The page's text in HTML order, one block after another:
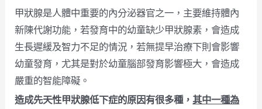
甲狀腺是人體中重要的內分泌器官之一，主要維持體內
新陳代謝功能，若發育中的幼童缺少甲狀腺素，會造成
生長遲緩及智力不足的情況，若無提早治療下則會影響
幼童發育，尤其是對於幼童腦部發育影響極大，會造成
嚴重的智能障礙。
造成先天性甲狀腺低下症的原因有很多種， 其中一種為